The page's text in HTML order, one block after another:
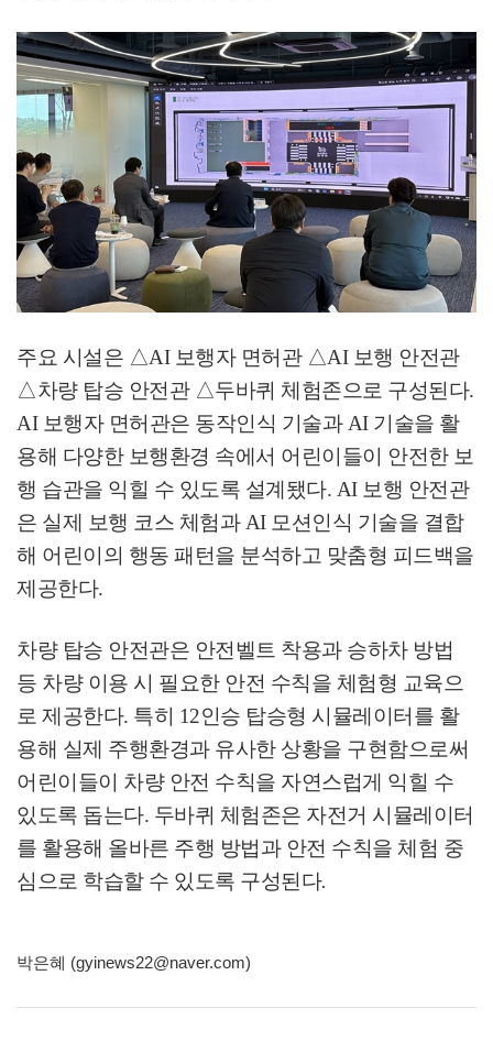
주요 시설은 △AI 보행자 면허관 △AI 보행 안전관
△차량 탑승 안전관 △두바퀴 체험존으로 구성된다.
AI 보행자 면허관은 동작인식 기술과AI 기술을 활
용해 다양한 보행환경 속에서 어린이들이 안전한 보
행 습관을 익힐 수 있도록 설계됐다. AI 보행 안전관
은 실제 보행 코스 체험과AI 모션인식 기술을 결합
해 어린이의 행동 패턴을 분석하고 맞춤형 피드백을
제공한다.
차량 탑승 안전관은 안전벨트 착용과 승하차 방법
등 차량 이용 시 필요한 안전 수칙을 체험형 교육으
로 제공한다. 특히 12인승 탑승형 시뮬레이터를 활
용해 실제 주행환경과 유사한 상황을 구현함으로써
어린이들이 차량 안전 수칙을 자연스럽게 익힐 수
있도록 돕는다. 두바퀴 체험존은 자전거 시뮬레이터
를 활용해 올바른 주행 방법과 안전 수칙을 체험 중
심으로 학습할 수 있도록 구성된다.
박은혜 (gyinews22@naver.com)